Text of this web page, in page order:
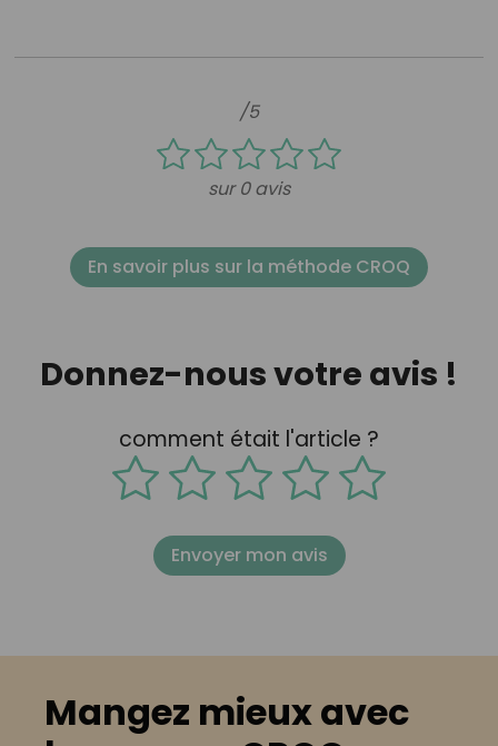
/5
sur 0 avis
En savoir plus sur la méthode CROQ
Donnez-nous votre avis !
comment était l'article ?
Envoyer mon avis
Mangez mieux avec